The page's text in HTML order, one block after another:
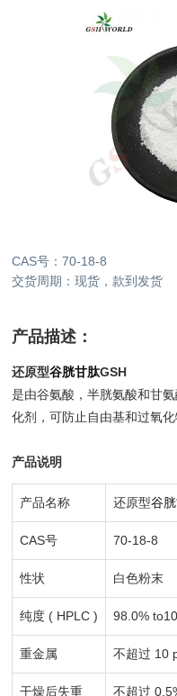
CAS号：70-18-8
交货周期：现货，款到发货
产品描述：
还原型谷胱甘肽GSH
是由谷氨酸，半胱氨酸和甘
化剂，可防止自由基和过氧
产品说明
产品名称 还原型谷
CAS号 70-18-8
性状 白色粉末
纯度 ( HPLC ) 98.0%
重金属 不超过 10
干燥后失重 不超过